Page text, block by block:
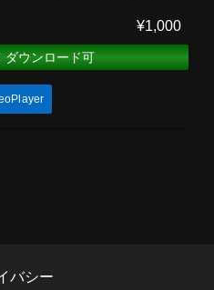
¥1,000
ダウンロード可
バシー